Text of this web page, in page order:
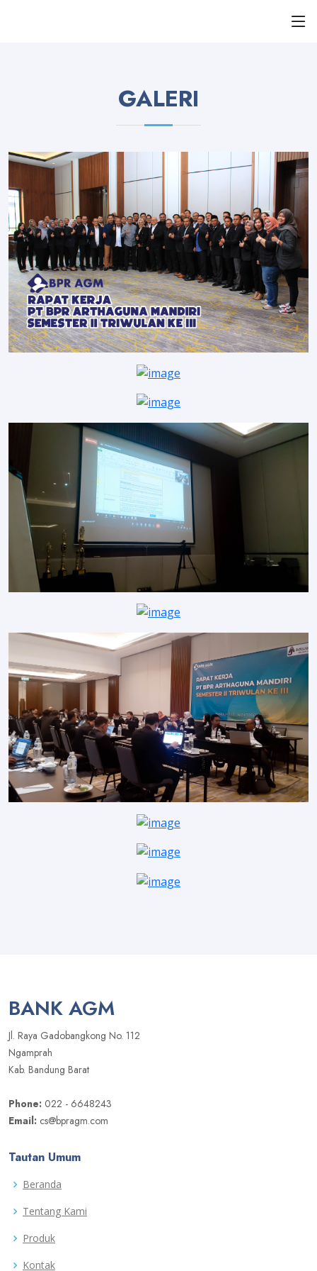
GALERI
BANK AGM
Jl. Raya Gadobangkong No. 112
Ngamprah
Kab. Bandung Barat
Phone: 022 - 6648243
Email: cs@bpragm.com
Tautan Umum
Beranda
Tentang Kami
Produk
Kontak